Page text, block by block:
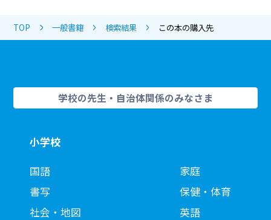
TOP 一般書籍 検索結果 この本の購入先
学校の先生・自治体関係のみなさま
小学校
国語
書写
社会・地図
家庭
保健・体育
英語